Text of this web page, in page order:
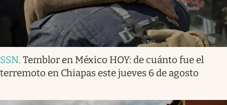
SSN. Temblor en México HOY: de cuánto fue el
terremoto en Chiapas este jueves 6 de agosto